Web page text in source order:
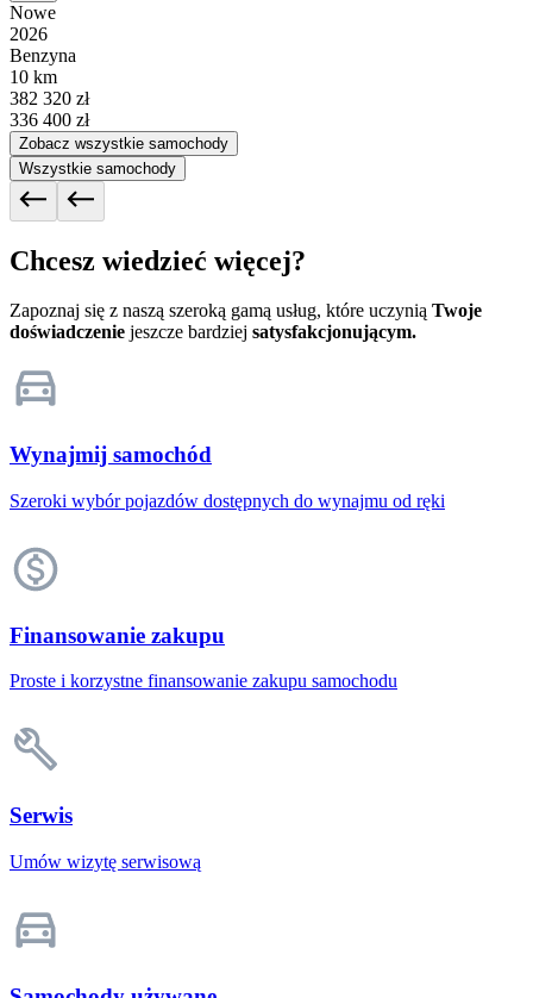
Nowe
2026
Benzyna
10 km
382 320 zł
336 400 zł
Zobacz wszystkie samochody
Wszystkie samochody
Chcesz wiedzieć więcej?
Zapoznaj się z naszą szeroką gamą usług, które uczynią Twoje
doświadczenie jeszcze bardziej satysfakcjonującym.
Wynajmij samochód
Szeroki wybór pojazdów dostępnych do wynajmu od ręki
Finansowanie zakupu
Proste i korzystne finansowanie zakupu samochodu
Serwis
Umów wizytę serwisową